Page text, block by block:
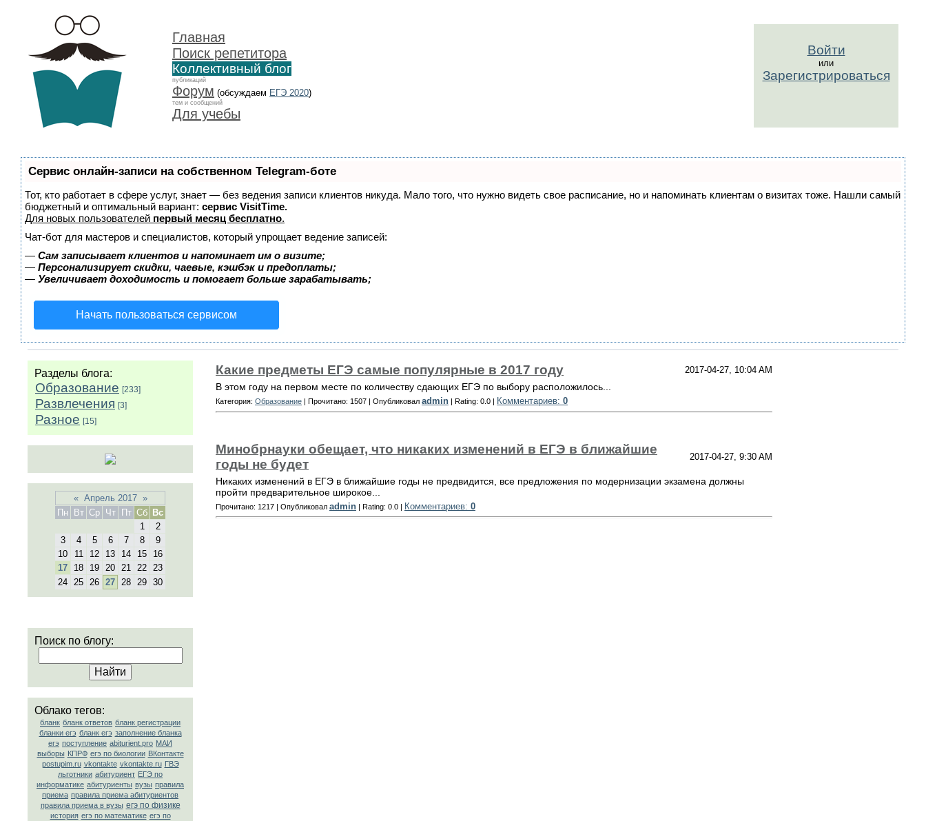
Главная
Поиск репетитора
Коллективный блог
публикаций
Форум (обсуждаем ЕГЭ 2020)
тем и сообщений
Для учебы
Войти
или
Зарегистрироваться
Сервис онлайн-записи на собственном Telegram-боте
Тот, кто работает в сфере услуг, знает — без ведения записи клиентов никуда. Мало того, что нужно видеть свое расписание, но и напоминать клиентам о визитах тоже. Нашли самый
бюджетный и оптимальный вариант: сервис VisitTime.
Для новых пользователей первый месяц бесплатно.
Чат-бот для мастеров и специалистов, который упрощает ведение записей:
— Сам записывает клиентов и напоминает им о визите;
— Персонализирует скидки, чаевые, кэшбэк и предоплаты;
— Увеличивает доходимость и помогает больше зарабатывать;
Начать пользоваться сервисом
Разделы блога:
Образование [233]
Развлечения [3]
Разное [15]
« Апрель 2017 »
Пн
Вт Ср Чт Пт Сб Вс
1
2
3
4 5 6 7 8
9
10
11 12 13 14 15
16
17
18 19 20 21 22 23
24 25 26 27 28 29 30
Поиск по блогу:
Облако тегов:
бланк бланк ответов бланк регистрации
бланки егэ бланк егэ заполнение бланка
егэ поступление abiturient.pro МАИ
выборы КПРФ егэ по биологии ВКонтакте
postupim.ru vkontakte vkontakte.ru ГВЭ
льготники абитуриент ЕГЭ по
информатике абитуриенты вузы правила
приема правила приема абитуриентов
правила приема в вузы егэ по физике
история егэ по математике егэ по
Какие предметы ЕГЭ самые популярные в 2017 году 2017-04-27, 10:04 AM
В этом году на первом месте по количеству сдающих ЕГЭ по выбору расположилось...
Категория: Образование | Прочитано: 1507 | Опубликовал admin | Rating: 0.0 | Комментариев: 0
Минобрнауки обещает, что никаких изменений в ЕГЭ в ближайшие
годы не будет
2017-04-27, 9:30 AM
Никаких изменений в ЕГЭ в ближайшие годы не предвидится, все предложения по модернизации экзамена должны
пройти предварительное широкое...
Прочитано: 1217 | Опубликовал admin | Rating: 0.0 | Комментариев: 0